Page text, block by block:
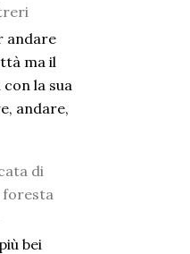
andare
ma il
la sua
andare,
di
foresta
bei